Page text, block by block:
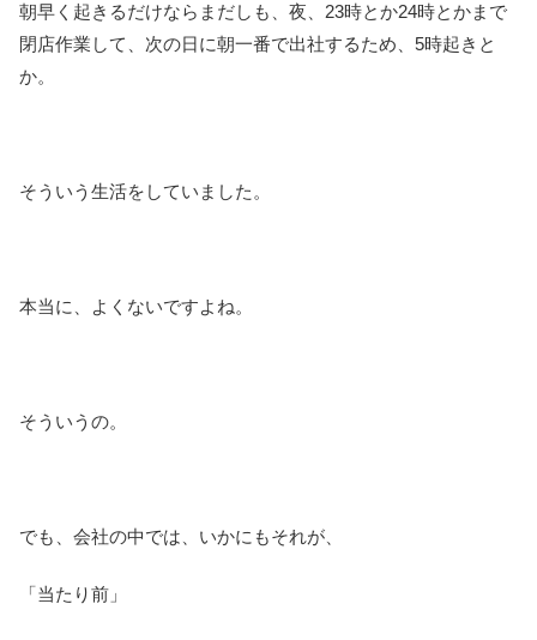
朝早く起きるだけならまだしも、夜、23時とか24時とかまで
閉店作業して、次の日に朝一番で出社するため、5時起きと
か。
そういう生活をしていました。
本当に、よくないですよね。
そういうの。
でも、会社の中では、いかにもそれが、
「当たり前」